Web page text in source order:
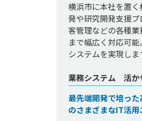
横浜市に本社を置
発や研究開発支援
客管理などの各種
まで幅広く対応可
システムを実現し
業務システム 活か
最先端開発で培っ
のさまざまなIT活用